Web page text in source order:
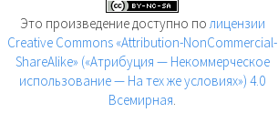
Это произведение доступно полицензии
Creative Commons «Attribution-NonCommercial-
ShareAlike» («Атрибуция — Некоммерческое
использование — На тех же условиях») 4.0
Всемирная.